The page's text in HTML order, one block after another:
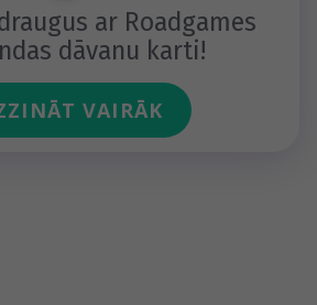
ar Roadgames
dāvanu karti!
VAIRĀK